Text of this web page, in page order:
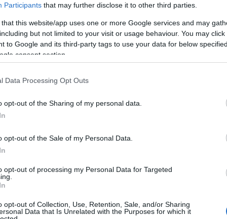
Participants that may further disclose it to other third parties.
that this website/app uses one or more Google services and may
but not limited to your visit or usage behaviour. You may
to Google and its third-party tags to use your data for below
consent section.
Data Processing Opt Outs
opt-out of the Sharing of my personal data.
opt-out of the Sale of my Personal Data.
opt-out of processing my Personal Data for Targeted
opt-out of Collection, Use, Retention, Sale, and/or Sharing
Data that Is Unrelated with the Purposes for which it
térségi innovációk
kategóriában dobogós helyezést ért el,
is helyet kapott hazánk.
arról is, hogy az egyik meghatározó
Travel pedig
partnere